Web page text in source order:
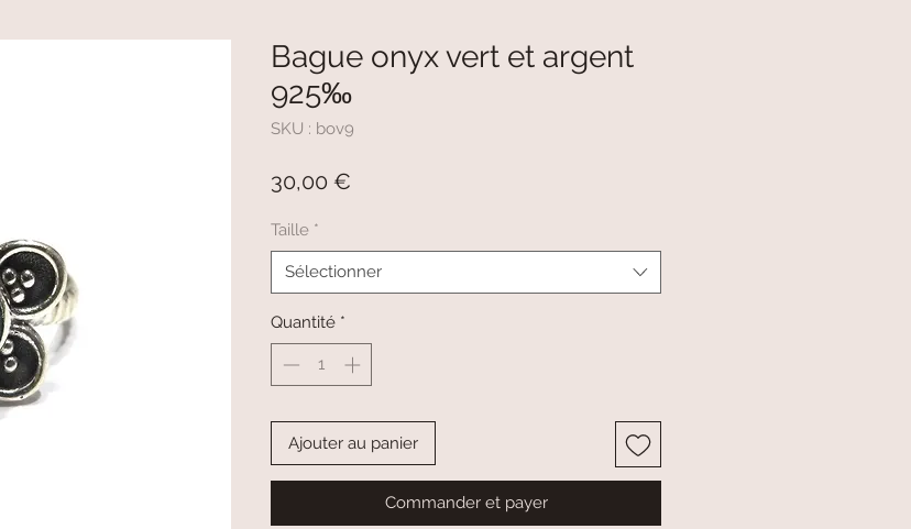
Bague onyx vert et argent
925‰
SKU : bov9
30,00 €
Taille *
Sélectionner
Quantité *
Ajouter au panier
Commander et payer